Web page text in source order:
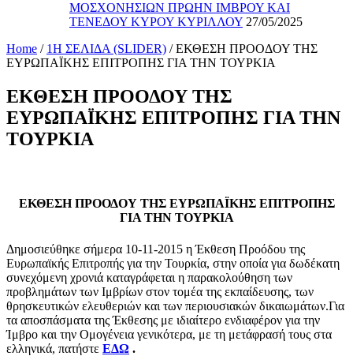
ΜΟΣΧΟΝΗΣΙΩΝ ΠΡΩΗΝ ΙΜΒΡΟΥ ΚΑΙ
ΤΕΝΕΔΟΥ ΚΥΡΟΥ ΚΥΡΙΛΛΟΥ 27/05/2025
Home / 1Η ΣΕΛΙΔΑ (SLIDER) /ΕΚΘΕΣΗ ΠΡΟΟΔΟΥ ΤΗΣ
ΕΥΡΩΠΑΪΚΗΣ ΕΠΙΤΡΟΠΗΣ ΓΙΑ ΤΗΝ ΤΟΥΡΚΙΑ
ΕΚΘΕΣΗ ΠΡΟΟΔΟΥ ΤΗΣ
ΕΥΡΩΠΑΪΚΗΣ ΕΠΙΤΡΟΠΗΣ ΓΙΑ ΤΗΝ
ΤΟΥΡΚΙΑ
ΕΚΘΕΣΗ ΠΡΟΟΔΟΥ ΤΗΣ ΕΥΡΩΠΑΪΚΗΣ ΕΠΙΤΡΟΠΗΣ
ΓΙΑ ΤΗΝ ΤΟΥΡΚΙΑ
Δημοσιεύθηκε σήμερα 10-11-2015 η Έκθεση Προόδου της
Ευρωπαϊκής Επιτροπής για την Τουρκία, στην οποία για δωδέκατη
συνεχόμενη χρονιά καταγράφεται η παρακολούθηση των
προβλημάτων των Ιμβρίων στον τομέα της εκπαίδευσης, των
θρησκευτικών ελευθεριών και των περιουσιακών δικαιωμάτων.Για
τα αποσπάσματα της Έκθεσης με ιδιαίτερο ενδιαφέρον για την
Ίμβρο και την Ομογένεια γενικότερα, με τη μετάφρασή τους στα
ελληνικά, πατήστε ΕΔΩ .